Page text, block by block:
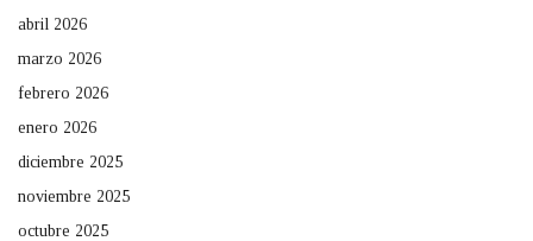
abril 2026
marzo 2026
febrero 2026
enero 2026
diciembre 2025
noviembre 2025
octubre 2025